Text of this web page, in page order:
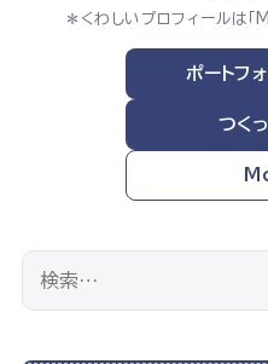
＊くわしいプロフィールは「
ポートフ
つく